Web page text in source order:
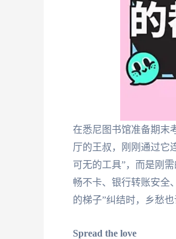
在悉尼图书馆准备期末
厅的王叔，刚刚通过它
可无的工具”，而是刚需
畅不卡、银行转账安全
的梯子”纠结时，乡愁
Spread the love